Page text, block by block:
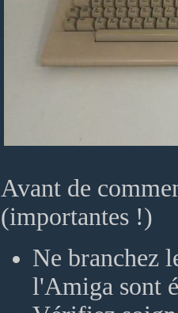
Avant de
(importantes !)
Ne branchez
l'Amiga sont